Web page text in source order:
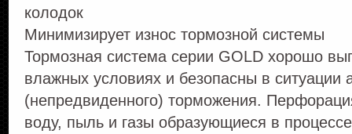
колодок
Минимизирует износ тормозной системы
Тормозная система серии GOLD хорошо
влажных условиях и безопасны в ситуации
(непредвиденного) торможения.
воду, пыль и газы образующиеся в